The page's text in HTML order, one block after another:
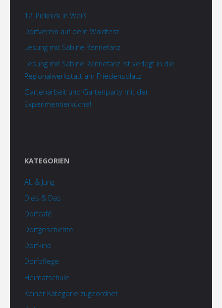
12. Picknick in Weiß
Dorfverein auf dem Waldfest
Lesung mit Sabine Rennefanz
Lesung mit Sabine Rennefanz ist verlegt in die
Regionalwerkstatt am Friedensplatz
Gartenarbeit und Gartenparty mit der
Experimentierküche!
KATEGORIEN
Alt & Jung
Dies & Das
Dorfcafé
Dorfgeschichte
Dorfkino
Dorfpflege
Heimatschule
Keiner Kategorie zugeordnet